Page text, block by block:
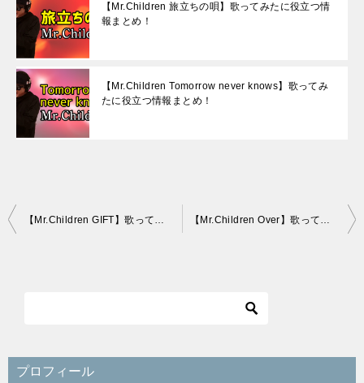
【Mr.Children 旅立ちの唄】歌ってみたに役立つ情
報まとめ！
【Mr.Children Tomorrow never knows】歌ってみ
たに役立つ情報まとめ！
投
シ
【Mr.Children GIFT】歌ってみたに役立つ情報まとめ！ 【Mr.Children Over】歌ってみたに役立つ情報まとめ！
プロフィール